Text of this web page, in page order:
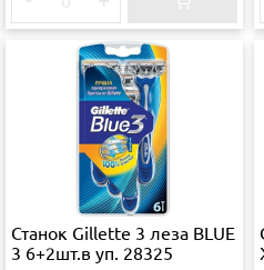
Станок Gillette 3 леза BLUE
3 6+2шт.в уп. 28325